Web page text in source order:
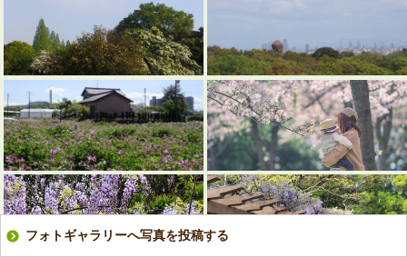
フォトギャラリーへ写真を投稿する